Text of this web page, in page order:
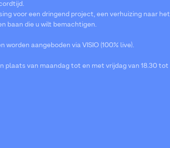
voor een dringend project, een verhuizing naar het
baan die u wilt bemachtigen.
worden aangeboden via VISIO (100% live).
plaats van maandag tot en met vrijdag van 18.30 tot